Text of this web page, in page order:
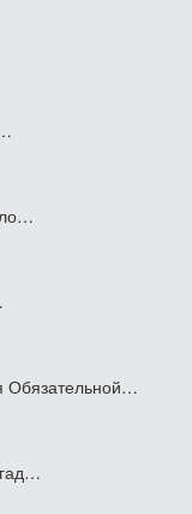
Обязательной…